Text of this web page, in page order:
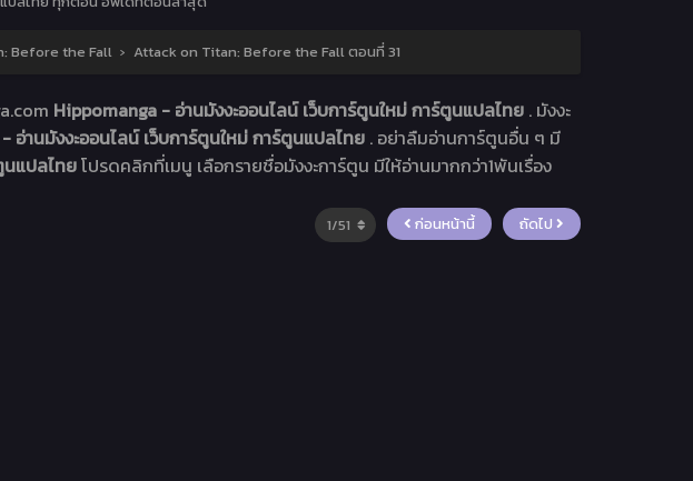
Before the Fall › Attack on Titan: Before the Fall ตอนที่ 31
Hippomanga - อ่านมังงะออนไลน์ เว็บการ์ตูนใหม่ การ์ตูนแปลไทย . มังงะ
อ่านมังงะออนไลน์ เว็บการ์ตูนใหม่ การ์ตูนแปลไทย . อย่าลืมอ่านการ์ตูนอื่น ๆ มี
นแปลไทยโปรดคลิกที่เมนู เลือกรายชื่อมังงะการ์ตูน มีให้อ่านมากกว่า1พันเรื่อง
ก่อนหน้านี้ ถัดไป